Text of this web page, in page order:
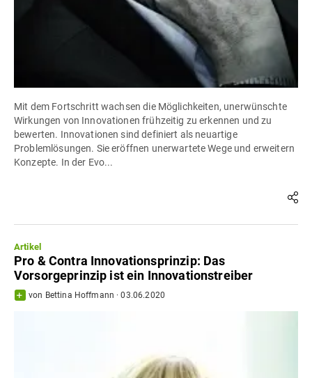
Mit dem Fortschritt wachsen die Möglichkeiten, unerwünschte
Wirkungen von Innovationen frühzeitig zu erkennen und zu
bewerten. Innovationen sind definiert als neuartige
Problemlösungen. Sie eröffnen unerwartete Wege und erweitern
Konzepte. In der Evo...
Artikel
Pro & Contra Innovationsprinzip: Das
Vorsorgeprinzip ist ein Innovationstreiber
von Bettina Hoffmann ·03.06.2020